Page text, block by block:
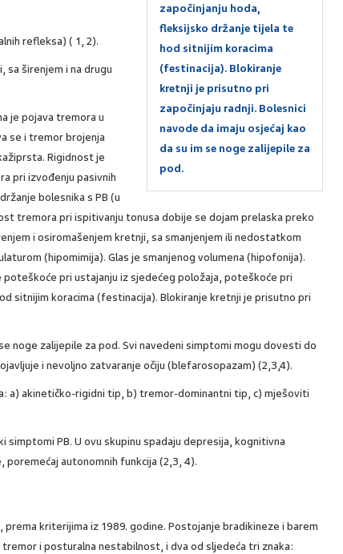
započinjanju hoda,
fleksijsko držanje tijela te
hod sitnijim koracima
(festinacija). Blokiranje
kretnji je prisutno pri
započinjaju radnji. Bolesnici
navode da imaju osjećaj kao
da su im se noge zalijepile za
pod.
refleksa) ( 1, 2).
sa širenjem i na drugu
je pojava tremora u
se i tremor brojenja
Rigidnost je
pri izvođenju pasivnih
bolesnika s PB (u
tremora pri ispitivanju tonusa dobije se dojam prelaska preko
i osiromašenjem kretnji, sa smanjenjem ili nedostatkom
(hipomimija). Glas je smanjenog volumena (hipofonija).
poteškoće pri ustajanju iz sjedećeg položaja, poteškoće pri
sitnijim koracima (festinacija). Blokiranje kretnji je prisutno pri
noge zalijepile za pod. Svi navedeni simptomi mogu dovesti do
i nevoljno zatvaranje očiju (blefarosopazam) (2,3,4).
a) akinetičko-rigidni tip, b) tremor-dominantni tip, c) mješoviti
PB. U ovu skupinu spadaju depresija, kognitivna
poremećaj autonomnih funkcija (2,3, 4).
kriterijima iz 1989. godine. Postojanje bradikineze i barem
i posturalna nestabilnost, i dva od sljedeća tri znaka: